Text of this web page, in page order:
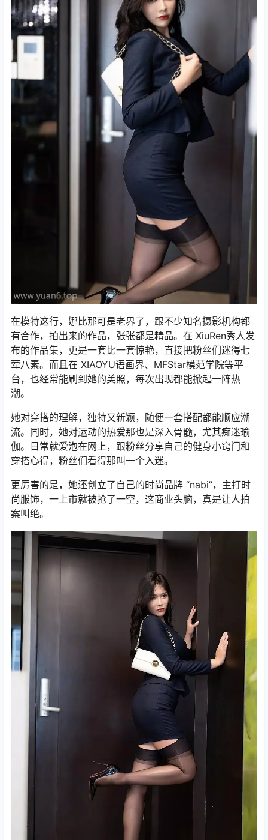
在模特这行，娜比那可是老界了，跟不少知名摄影机构都
有合作，拍出来的作品，张张都是精品。在 XiuRen秀人发
布的作品集，更是一套比一套惊艳，直接把粉丝们迷得七
荤八素。而且在 XIAOYU语画界、MFStar模范学院等平
台，也经常能刷到她的美照，每次出现都能掀起一阵热
潮。
她对穿搭的理解，独特又新颖，随便一套搭配都能顺应潮
流。同时，她对运动的热爱那也是深入骨髓，尤其痴迷瑜
伽。日常就爱泡在网上，跟粉丝分享自己的健身小窍门和
穿搭心得，粉丝们看得那叫一个入迷。
更厉害的是，她还创立了自己的时尚品牌 “nabi”，主打时
尚服饰，一上市就被抢了一空，这商业头脑，真是让人拍
案叫绝。